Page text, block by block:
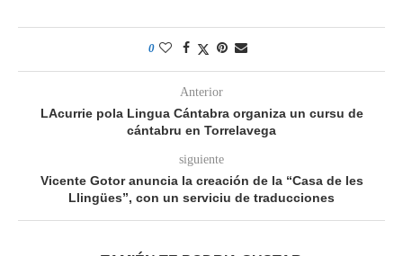
0
Anterior
LAcurrie pola Lingua Cántabra organiza un cursu de
cántabru en Torrelavega
siguiente
Vicente Gotor anuncia la creación de la “Casa de les
Llingües”, con un serviciu de traducciones